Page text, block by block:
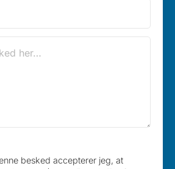
besked accepterer jeg, at